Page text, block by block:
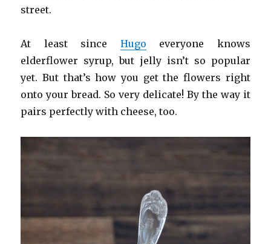
street.
At least since Hugo everyone knows
elderflower syrup, but jelly isn’t so popular
yet. But that’s how you get the flowers right
onto your bread. So very delicate! By the way it
pairs perfectly with cheese, too.